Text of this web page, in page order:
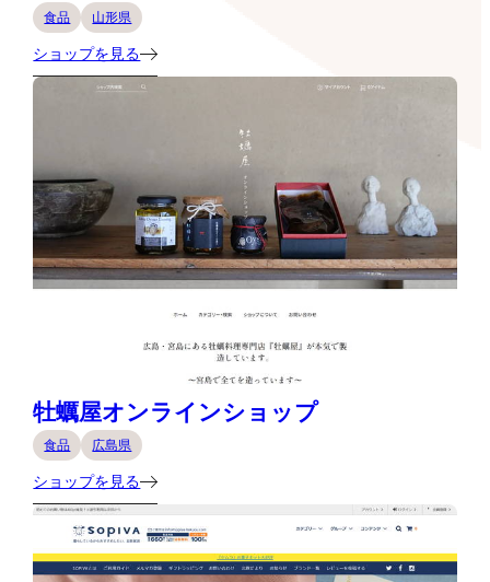
食品 山形県
ショップを見る
牡蠣屋オンラインショップ
食品 広島県
ショップを見る